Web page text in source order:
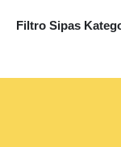
Filtro Sipas